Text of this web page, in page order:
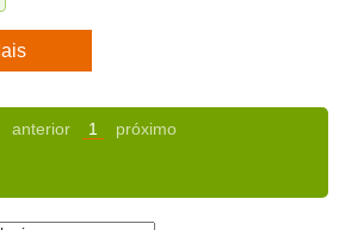
anterior 1 próximo